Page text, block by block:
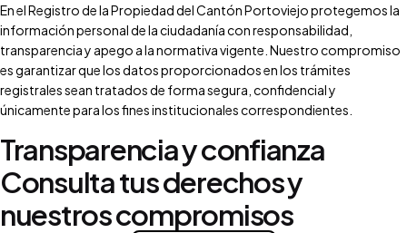
n
t
En el Registro de la Propiedad del Cantón Portoviejo protegemos la
información personal de la ciudadanía con responsabilidad,
transparencia y apego a la normativa vigente. Nuestro compromiso
es garantizar que los datos proporcionados en los trámites
registrales sean tratados de forma segura, confidencial y
únicamente para los fines institucionales correspondientes.
Transparencia y confianza
Consulta tus derechos y
nuestros compromisos